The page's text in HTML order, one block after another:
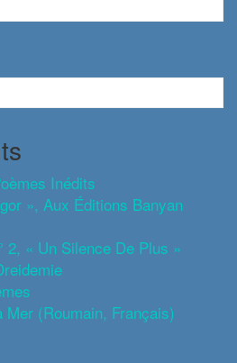
Inédits
», Aux Éditions Banyan
2, « Un Silence De Plus »
Mer (roumain, Français)